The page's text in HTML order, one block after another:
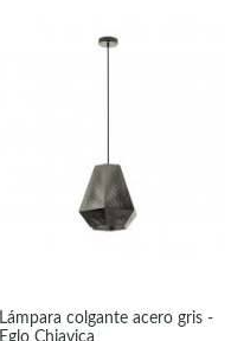
Lámpara colgante acero gris -